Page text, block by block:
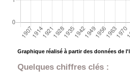
Graphique réalisé à partir des données de
Quelques chiffres clés :